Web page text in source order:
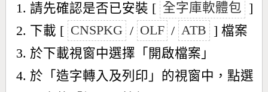
請先確認是否已安裝 [ 全字庫軟體包 ]
下載 [ CNSPKG / OLF / ATB ] 檔案
於下載視窗中選擇「開啟檔案」
於「造字轉入及列印」的視窗中，點選